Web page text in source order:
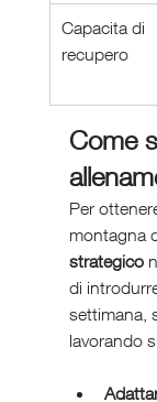
Capacita di
recupero
Come
Per
montagna
strategico
di
settimana,
lavorando